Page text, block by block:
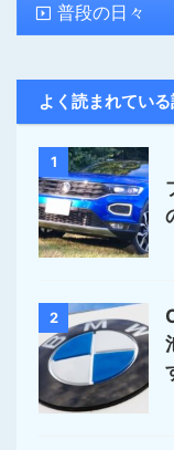
普段の日々
よく読まれてい
1
2